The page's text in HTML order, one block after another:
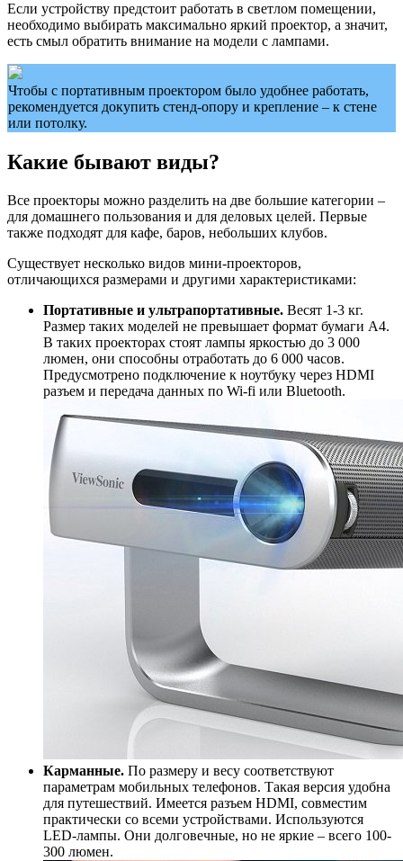
Если устройству предстоит работать в светлом помещении,
необходимо выбирать максимально яркий проектор, а значит,
есть смыл обратить внимание на модели с лампами.
Чтобы с портативным проектором было удобнее работать,
рекомендуется докупить стенд-опору и крепление – к стене
или потолку.
Какие бывают виды?
Все проекторы можно разделить на две большие категории –
для домашнего пользования и для деловых целей. Первые
также подходят для кафе, баров, небольших клубов.
Существует несколько видов мини-проекторов,
отличающихся размерами и другими характеристиками:
Портативные и ультрапортативные. Весят 1-3 кг.
Размер таких моделей не превышает формат бумаги А4.
В таких проекторах стоят лампы яркостью до 3 000
люмен, они способны отработать до 6 000 часов.
Предусмотрено подключение к ноутбуку через HDMI
разъем и передача данных по Wi-fi или Bluetooth.
Карманные. По размеру и весу соответствуют
параметрам мобильных телефонов. Такая версия удобна
для путешествий. Имеется разъем HDMI, совместим
практически со всеми устройствами. Используются
LED-лампы. Они долговечные, но не яркие – всего 100-
300 люмен.